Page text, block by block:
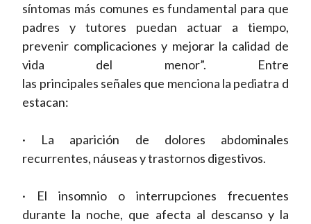
síntomas más comunes es fundamental para que
padres y tutores puedan actuar a tiempo,
prevenir complicaciones y mejorar la calidad de
vida del menor”. Entre
las principales señales que menciona la pediatra d
estacan:
· La aparición de dolores abdominales
recurrentes, náuseas y trastornos digestivos.
· El insomnio o interrupciones frecuentes
durante la noche, que afecta al descanso y la